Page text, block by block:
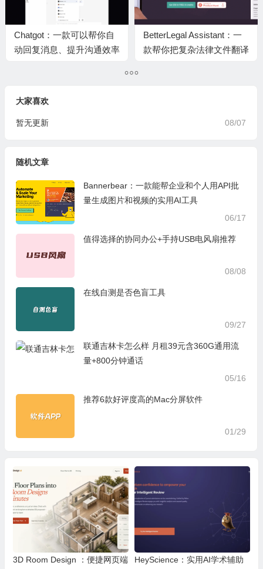
Chatgot：一款可以帮你自
动回复消息、提升沟通效率
BetterLegal Assistant：一
款帮你把复杂法律文件翻译
大家喜欢
08/07
暂无更新
随机文章
Bannerbear：一款能帮企业和个人用API批
量生成图片和视频的实用AI工具
06/17
值得选择的协同办公+手持USB电风扇推荐
08/08
在线自测是否色盲工具
09/27
联通吉林卡怎么样 月租39元含360G通用流
量+800分钟通话
05/16
推荐6款好评度高的Mac分屏软件
01/29
3D Room Design ：便捷网页端
HeyScience：实用AI学术辅助